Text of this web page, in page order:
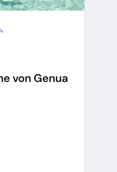
von Genua